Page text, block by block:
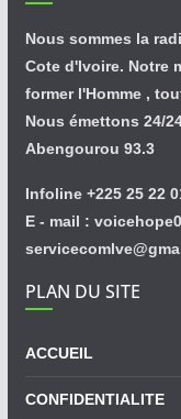
Nous sommes la
Cote d'Ivoire. Notre
former l'Homme ,
Nous émettons 24/
Abengourou 93.3
Infoline +225 25 22
E - mail :
PLAN DU SITE
ACCUEIL
CONFIDENTIALITE